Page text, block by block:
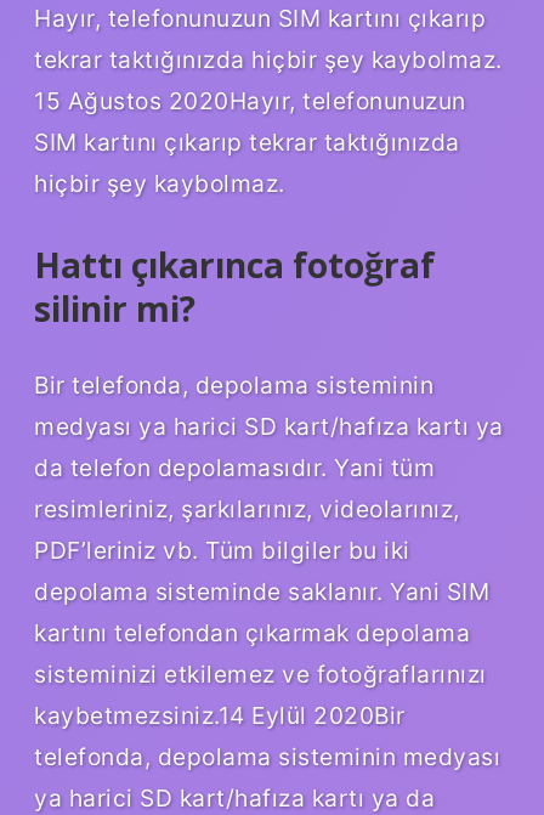
Hayır, telefonunuzun SIM kartını çıkarıp
tekrar taktığınızda hiçbir şey kaybolmaz.
15 Ağustos 2020Hayır, telefonunuzun
SIM kartını çıkarıp tekrar taktığınızda
hiçbir şey kaybolmaz.
Hattı çıkarınca fotoğraf
silinir mi?
Bir telefonda, depolama sisteminin
medyası ya harici SD kart/hafıza kartı ya
da telefon depolamasıdır. Yani tüm
resimleriniz, şarkılarınız, videolarınız,
PDF’leriniz vb. Tüm bilgiler bu iki
depolama sisteminde saklanır. Yani SIM
kartını telefondan çıkarmak depolama
sisteminizi etkilemez ve fotoğraflarınızı
kaybetmezsiniz.14 Eylül 2020Bir
telefonda, depolama sisteminin medyası
ya harici SD kart/hafıza kartı ya da